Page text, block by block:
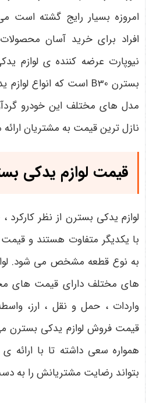
امروزه بسیار رایج گشته است
افراد برای خرید آسان
نیوپارت عرضه کننده ی لوازم
بسترن B30
است که انواع
مدل های مختلف این خودرو
نازل ترین قیمت به مشتریان
قیمت لوازم یدکی
لوازم یدکی بسترن از نظر
با یکدیگر متفاوت هستند و
به نوع قطعه مشخص می شود.
های مختلف دارای قیمت های
واردات ، حمل و نقل ، ارز،
قیمت فروش لوازم یدکی بسترن
همواره سعی داشته تا با
بتواند رضایت مشتریانش را به